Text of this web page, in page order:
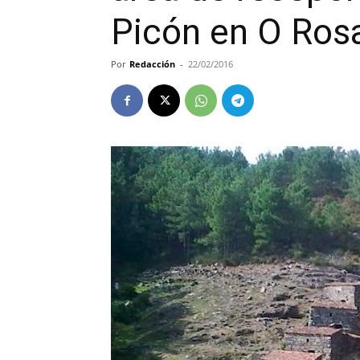
Picón en O
Por Redacción - 22/02/2016